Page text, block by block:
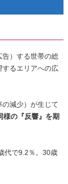
告）する世帯の総
るエリアへの広
減少）が生じて
様の『反響』を期
代で9.2％。30歳